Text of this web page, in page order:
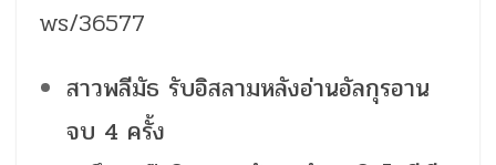
ws/36577
สาวพลีมัธ รับอิสลามหลังอ่านอัลกุรอาน
จบ 4 ครั้ง